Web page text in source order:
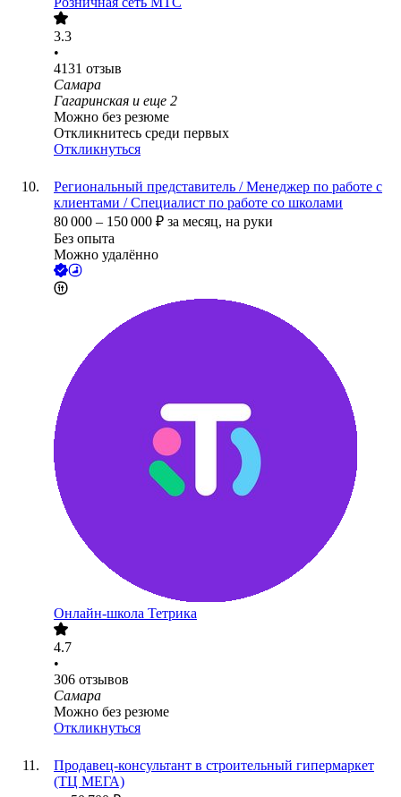
3.3
•
4131 отзыв
Самара
Гагаринская и еще 2
Можно без резюме
Откликнитесь среди первых
Откликнуться
Региональный представитель / Менеджер по работе с
клиентами / Специалист по работе со школами
80 000 – 150 000 ₽ за месяц, на руки
Без опыта
Можно удалённо
Онлайн-школа Тетрика
4.7
•
306 отзывов
Самара
Можно без резюме
Откликнуться
Продавец-консультант в строительный гипермаркет
(ТЦ МЕГА)